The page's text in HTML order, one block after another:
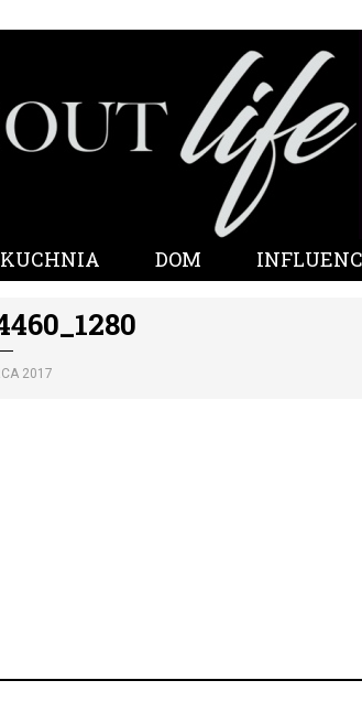
KUCHNIA DOM
2017